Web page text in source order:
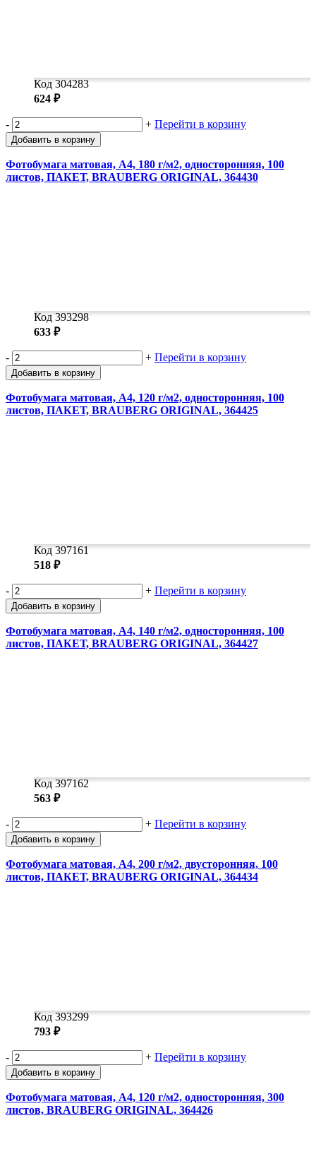
Код 304283
624 ₽
- + Перейти в корзину
Добавить в корзину
Фотобумага матовая, А4, 180 г/м2, односторонняя, 100
листов, ПАКЕТ, BRAUBERG ORIGINAL, 364430
Код 393298
633 ₽
- + Перейти в корзину
Добавить в корзину
Фотобумага матовая, А4, 120 г/м2, односторонняя, 100
листов, ПАКЕТ, BRAUBERG ORIGINAL, 364425
Код 397161
518 ₽
- + Перейти в корзину
Добавить в корзину
Фотобумага матовая, А4, 140 г/м2, односторонняя, 100
листов, ПАКЕТ, BRAUBERG ORIGINAL, 364427
Код 397162
563 ₽
- + Перейти в корзину
Добавить в корзину
Фотобумага матовая, А4, 200 г/м2, двусторонняя, 100
листов, ПАКЕТ, BRAUBERG ORIGINAL, 364434
Код 393299
793 ₽
- + Перейти в корзину
Добавить в корзину
Фотобумага матовая, А4, 120 г/м2, односторонняя, 300
листов, BRAUBERG ORIGINAL, 364426